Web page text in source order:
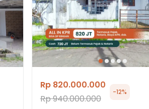
Rp 820.000.000
Rp 940.000.000
-12%